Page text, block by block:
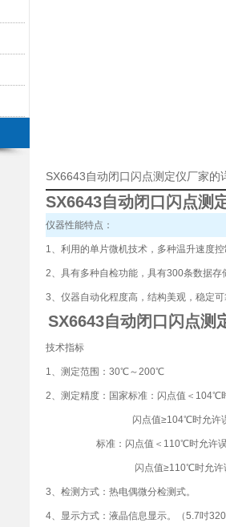
SX6643自动闭口闪点测定仪厂家的
SX6643自动闭口闪点测
仪器性能特点：
1、利用的单片微机技术，多种温升速度
2、具有多种自检功能，具有300条数据
3、仪器自动化程度高，结构美观，稳定
SX6643自动闭口闪点测
技术指标
1、测定范围：30℃～200℃
2、测定精度：国家标准：闪点值＜104℃
闪点值≥104℃时允许误
标准：闪点值＜110℃时允许误
闪点值≥110℃时允许误
3、检测方式：热电偶微分检测式。
4、显示方式：液晶信息显示。（5.7吋